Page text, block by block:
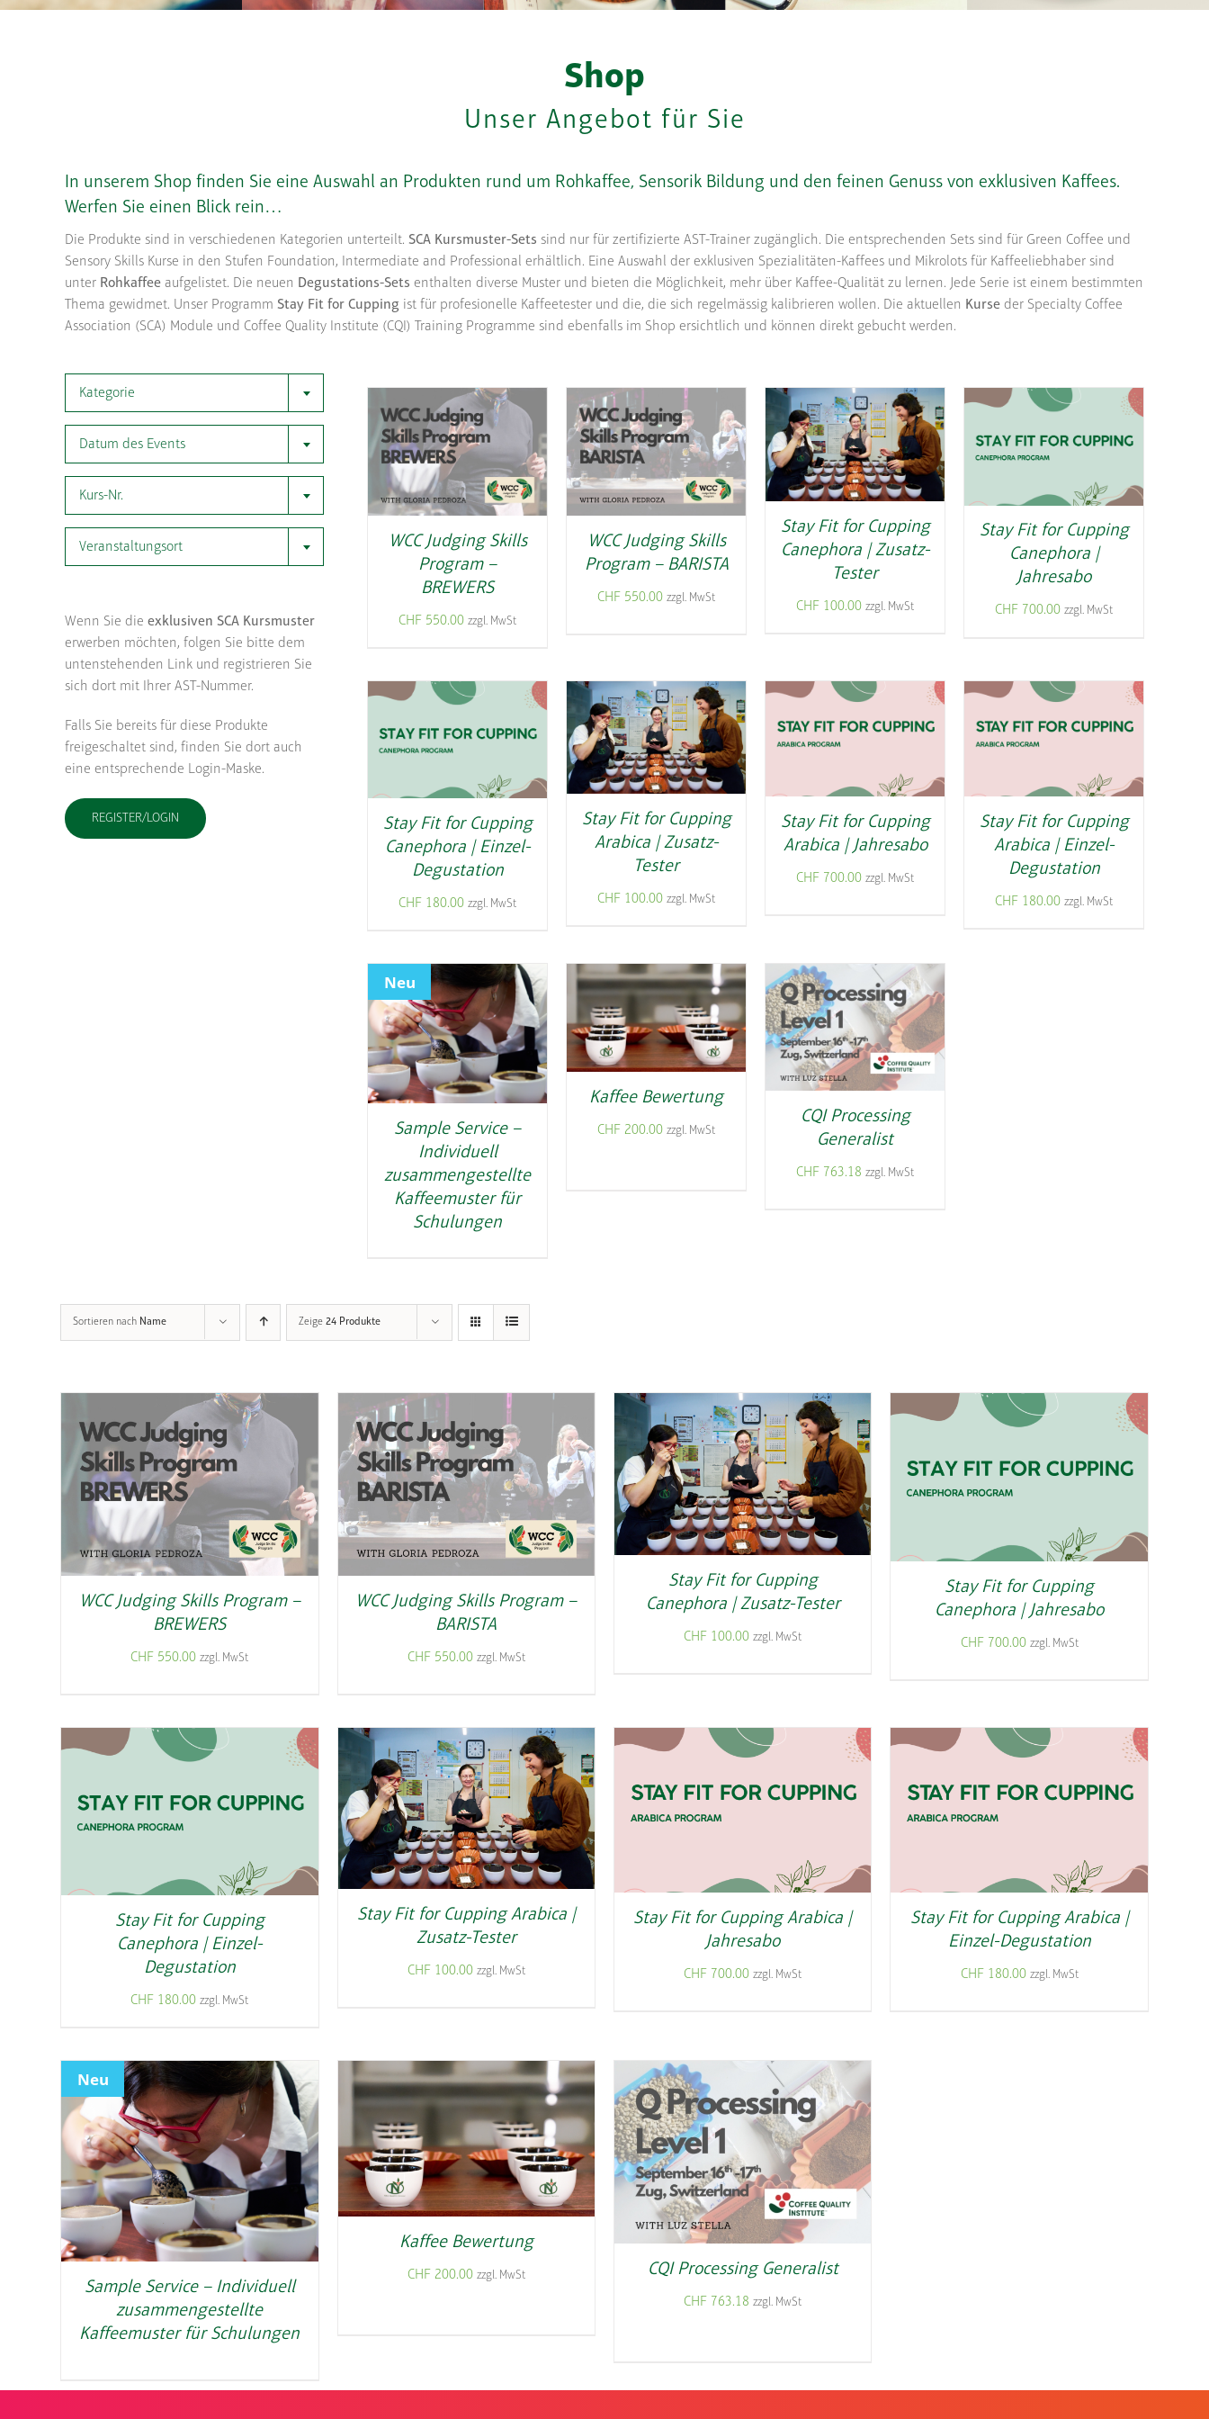
Shop
Unser Angebot für Sie
In unserem Shop finden Sie eine Auswahl an Produkten rund um Rohkaffee, Sensorik Bildung und den feinen Genuss von exklusiven Kaffees.
Werfen Sie einen Blick rein…
Die Produkte sind in verschiedenen Kategorien unterteilt. SCA Kursmuster-Sets sind nur für zertifizierte AST-Trainer zugänglich. Die entsprechenden Sets sind für Green Coffee und
Sensory Skills Kurse in den Stufen Foundation, Intermediate and Professional erhältlich. Eine Auswahl der exklusiven Spezialitäten-Kaffees und Mikrolots für Kaffeeliebhaber sind
unter Rohkaffee aufgelistet. Die neuen Degustations-Sets enthalten diverse Muster und bieten die Möglichkeit, mehr über Kaffee-Qualität zu lernen. Jede Serie ist einem bestimmten
Thema gewidmet. Unser Programm Stay Fit for Cupping ist für profesionelle Kaffeetester und die, die sich regelmässig kalibrieren wollen. Die aktuellen Kurse der Specialty Coffee
Association (SCA) Module und Coffee Quality Institute (CQI) Training Programme sind ebenfalls im Shop ersichtlich und können direkt gebucht werden.
Kategorie
Datum des Events
Kurs-Nr.
Veranstaltungsort
Wenn Sie die exklusiven SCA Kursmuster
erwerben möchten, folgen Sie bitte dem
untenstehenden Link und registrieren Sie
sich dort mit Ihrer AST-Nummer.
Falls Sie bereits für diese Produkte
freigeschaltet sind, finden Sie dort auch
eine entsprechende Login-Maske.
REGISTER/LOGIN
WCC Judging Skills
Program –
BREWERS
CHF 550.00 zzgl. MwSt
WCC Judging Skills
Program – BARISTA
CHF 550.00 zzgl. MwSt
Stay Fit for Cupping
Canephora | Zusatz-
Tester
CHF 100.00 zzgl. MwSt
Stay Fit for Cupping
Canephora |
Jahresabo
CHF 700.00 zzgl. MwSt
Stay Fit for Cupping
Canephora | Einzel-
Degustation
CHF 180.00 zzgl. MwSt
Stay Fit for Cupping
Arabica | Zusatz-
Tester
CHF 100.00 zzgl. MwSt
Stay Fit for Cupping
Arabica | Jahresabo
CHF 700.00 zzgl. MwSt
Stay Fit for Cupping
Arabica | Einzel-
Degustation
CHF 180.00 zzgl. MwSt
Neu
Sample Service –
Individuell
zusammengestellte
Kaffeemuster für
Schulungen
Kaffee Bewertung
CHF 200.00 zzgl. MwSt
CQI Processing
Generalist
CHF 763.18 zzgl. MwSt
Sortieren nach Name Zeige24 Produkte
WCC Judging Skills Program –
BREWERS
CHF 550.00 zzgl. MwSt
WCC Judging Skills Program –
BARISTA
CHF 550.00 zzgl. MwSt
Stay Fit for Cupping
Canephora | Zusatz-Tester
CHF 100.00 zzgl. MwSt
Stay Fit for Cupping
Canephora | Jahresabo
CHF 700.00 zzgl. MwSt
Stay Fit for Cupping
Canephora | Einzel-
Degustation
CHF 180.00 zzgl. MwSt
Stay Fit for Cupping Arabica |
Zusatz-Tester
CHF 100.00 zzgl. MwSt
Stay Fit for Cupping Arabica |
Jahresabo
CHF 700.00 zzgl. MwSt
Stay Fit for Cupping Arabica |
Einzel-Degustation
CHF 180.00 zzgl. MwSt
Neu
Sample Service – Individuell
zusammengestellte
Kaffeemuster für Schulungen
Kaffee Bewertung
CHF 200.00 zzgl. MwSt CQI Processing Generalist
CHF 763.18 zzgl. MwSt